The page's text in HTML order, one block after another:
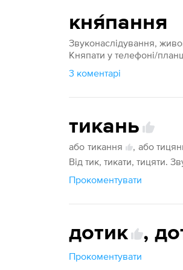
кня́пання
Звуконаслідування,
Княпати у телефоні/
3 коментарі
тикань
або тикання , або
Від тик, тикати, тицяти.
Прокоментувати
дотик ,
Прокоментувати